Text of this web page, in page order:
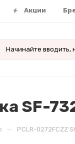
Акции
SF-
— PCLR-0272FCZZ